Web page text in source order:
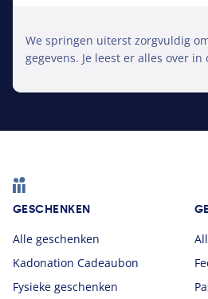
We springen uiterst zorgvuldig
gegevens. Je leest er alles over in
Footer
GESCHENKEN
Alle geschenken
Kadonation Cadeaubon
Fysieke geschenken